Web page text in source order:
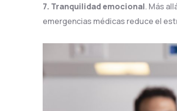
7. Tranquilidad emocional. Más
emergencias médicas reduce el